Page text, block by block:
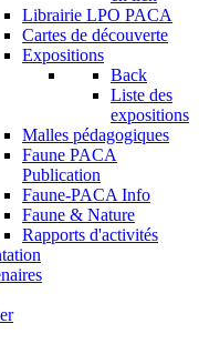
Librairie LPO PACA
Cartes de découverte
Expositions
Back
Liste des
expositions
Malles pédagogiques
Faune PACA
Publication
Faune-PACA Info
Faune & Nature
Rapports d'activités